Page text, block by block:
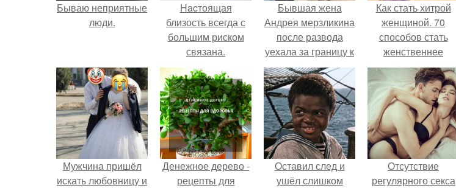
Бываю неприятные
люди.
Hacтоящая
близость всегда с
большим риском
связана.
Бывшая жена
Андрея мерзликина
после развода
уехала за границу к
новому избраннику
оставив детей.
Как стать хитрой
женщиной. 70
способов стать
женственнее
Мужчина пришёл
искать любовницу и
Денежное дерево -
рецепты для
Оставил след и
ушёл слишком
Отсутствие
регулярного секса